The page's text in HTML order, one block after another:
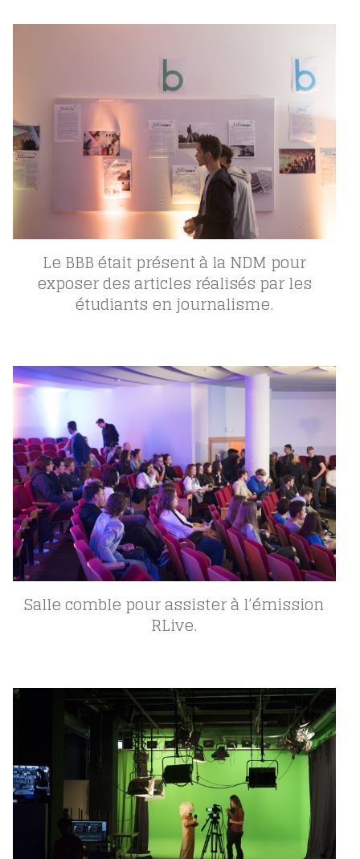
Le BBB était présent à la NDM pour
exposer des articles réalisés par les
étudiants en journalisme.
Salle comble pour assister à l’émission
RLive.